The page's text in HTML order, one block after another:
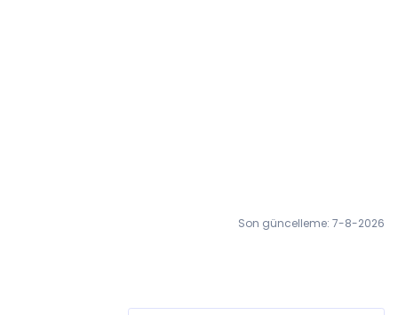
Son güncelleme: 7-8-2026